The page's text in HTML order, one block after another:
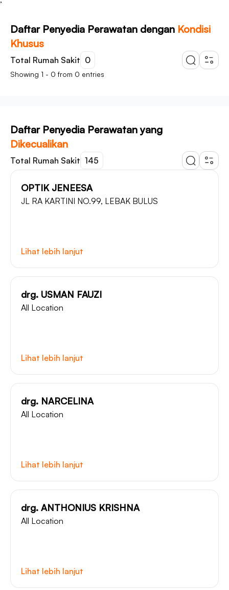
Daftar Penyedia Perawatan dengan Kondisi
Khusus
Total Rumah Sakit 0
Showing 1 - 0 from 0 entries
Daftar Penyedia Perawatan yang
Dikecualikan
Total Rumah Sakit 145
OPTIK JENEESA
JL RA KARTINI NO.99, LEBAK BULUS
Lihat lebih lanjut
drg. USMAN FAUZI
All Location
Lihat lebih lanjut
drg. NARCELINA
All Location
Lihat lebih lanjut
drg. ANTHONIUS KRISHNA
All Location
Lihat lebih lanjut